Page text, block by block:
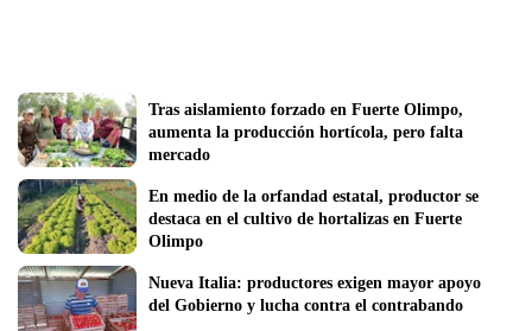
Tras aislamiento forzado en Fuerte Olimpo,
aumenta la producción hortícola, pero falta
mercado
En medio de la orfandad estatal, productor se
destaca en el cultivo de hortalizas en Fuerte
Olimpo
Nueva Italia: productores exigen mayor apoyo
del Gobierno y lucha contra el contrabando